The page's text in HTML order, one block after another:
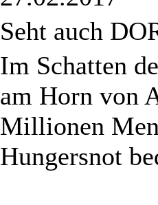
Seht auch
Im Schatten
am Horn von
Millionen
Hungersnot